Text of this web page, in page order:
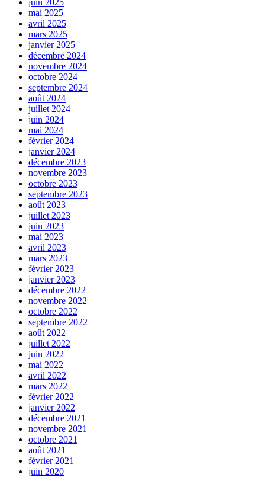
mai 2025
avril 2025
mars 2025
janvier 2025
décembre 2024
novembre 2024
octobre 2024
septembre 2024
août 2024
juillet 2024
juin 2024
mai 2024
février 2024
janvier 2024
décembre 2023
novembre 2023
octobre 2023
septembre 2023
août 2023
juillet 2023
juin 2023
mai 2023
avril 2023
mars 2023
février 2023
janvier 2023
décembre 2022
novembre 2022
octobre 2022
septembre 2022
août 2022
juillet 2022
juin 2022
mai 2022
avril 2022
mars 2022
février 2022
janvier 2022
décembre 2021
novembre 2021
octobre 2021
août 2021
février 2021
juin 2020